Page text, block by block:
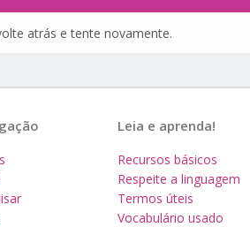
atrás e tente novamente.
Leia e aprenda!
Recursos básicos
Respeite a linguagem
Termos úteis
Vocabulário usado